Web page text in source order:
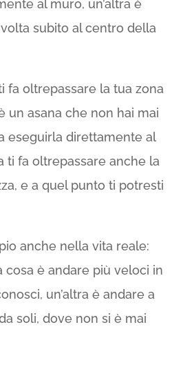
al muro, un’altra è
subito al centro della
fa oltrepassare la tua zona
un asana che non hai mai
eseguirla direttamente al
ti fa oltrepassare anche la
e a quel punto ti potresti
anche nella vita reale:
cosa è andare più veloci in
un’altra è andare a
soli, dove non si è mai